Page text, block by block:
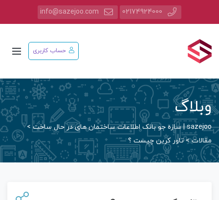
02174924000
info@sazejoo.com
حساب کاربری
وبلاگ
sazejoo | سازه جو بانک اطلاعات ساختمان های در حال ساخت
>
مقالات>تاور کرین چیست ؟